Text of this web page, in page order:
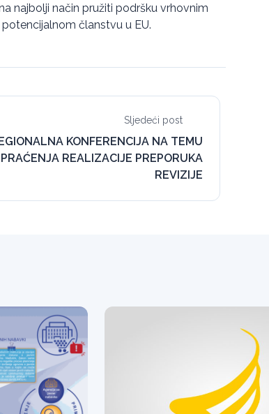
najbolji način pružiti podršku vrhovnim
članstvu u EU.
Sljedeći post
KONFERENCIJA NA TEMU
PRAĆENJA REALIZACIJE PREPORUKA
REVIZIJE